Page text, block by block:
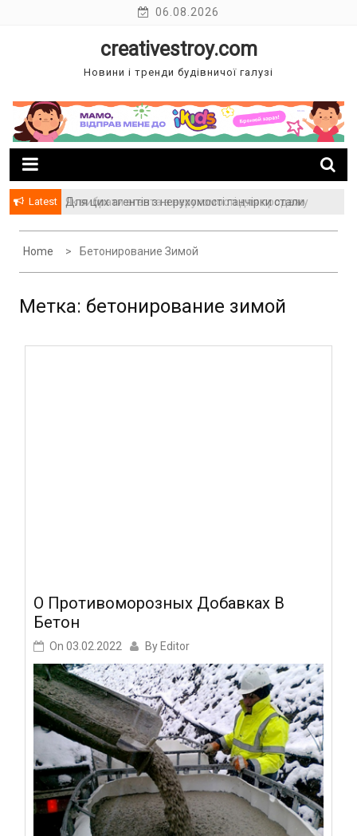
06.08.2026
creativestroy.com
Новини і тренди будівничої галузі
Latest
Як вибрати агента з нерухомості для продажу
Для цих агентів з нерухомості ганчірки стали
Home Бетонирование Зимой
Метка: бетонирование зимой
О Противоморозных Добавках В
Бетон
On 03.02.2022 By Editor